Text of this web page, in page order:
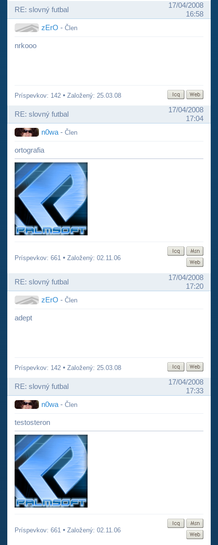
RE: slovný futbal
17/04/2008
16:58
zErO - Člen
nrkooo
Príspevkov: 142 • Založený: 25.03.08
RE: slovný futbal
17/04/2008
17:04
n0wa - Člen
ortografia
Príspevkov: 661 • Založený: 02.11.06
RE: slovný futbal
17/04/2008
17:20
zErO - Člen
adept
Príspevkov: 142 • Založený: 25.03.08
RE: slovný futbal
17/04/2008
17:33
n0wa - Člen
testosteron
Príspevkov: 661 • Založený: 02.11.06